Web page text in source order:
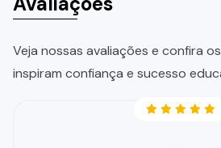
Veja nossas avaliações e confira
inspiram confiança e sucesso